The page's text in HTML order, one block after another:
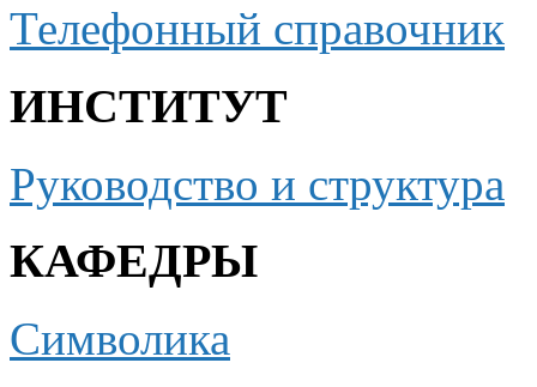
Телефонный справочник
ИНСТИТУТ
Руководство и структура
КАФЕДРЫ
Символика